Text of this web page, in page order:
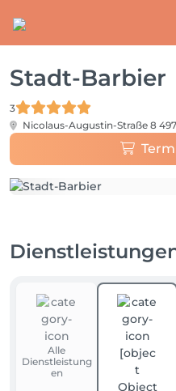
Stadt-Barbier
3
Nicolaus-Augustin-Straße 8
Alle
Dienstleistung
en